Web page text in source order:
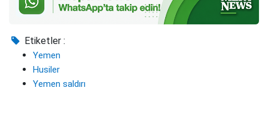
Etiketler :
Yemen
Husiler
Yemen saldırı